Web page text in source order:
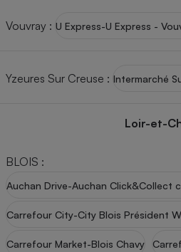
Vouvray : U Express-U Express -
Yzeures Sur Creuse : Intermarché
Loir-et-
BLOIS :
Auchan Drive-Auchan Click&Collect
Carrefour City-City Blois Président
Carrefour Market-Blois Chavy